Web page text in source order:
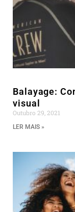
Balayage:
visual
Outubro 29, 2021
LER MAIS »